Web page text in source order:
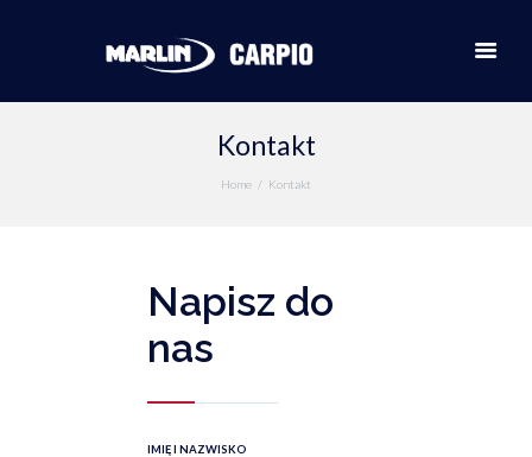
Kontakt
Home Kontakt
Napisz do
nas
IMIĘ I NAZWISKO